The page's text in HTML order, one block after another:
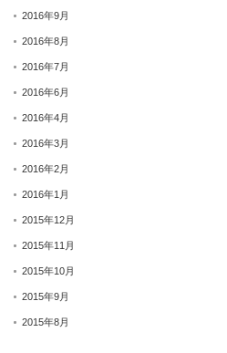
2016年9月
2016年8月
2016年7月
2016年6月
2016年4月
2016年3月
2016年2月
2016年1月
2015年12月
2015年11月
2015年10月
2015年9月
2015年8月